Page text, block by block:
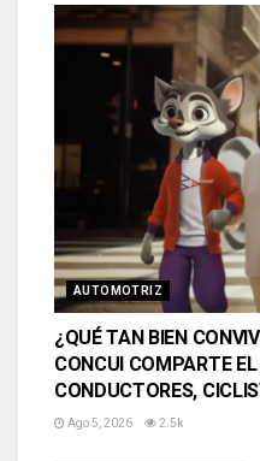
AUTOMOTRIZ
¿QUÉ TAN BIEN
CONCUI COMPARTE
CONDUCTORES,
Ago 5, 2026 2.5k